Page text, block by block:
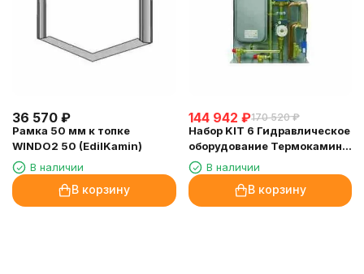
36 570 ₽
Рамка 50 мм к топке
WINDO2 50 (EdilKamin)
В наличии
В корзину
144 942 ₽170 520 ₽
Набор KIT 6 Гидравлическое
оборудование Термокамин с
производством непитьевой
горячей воды (EdilKamin)
В наличии
В корзину